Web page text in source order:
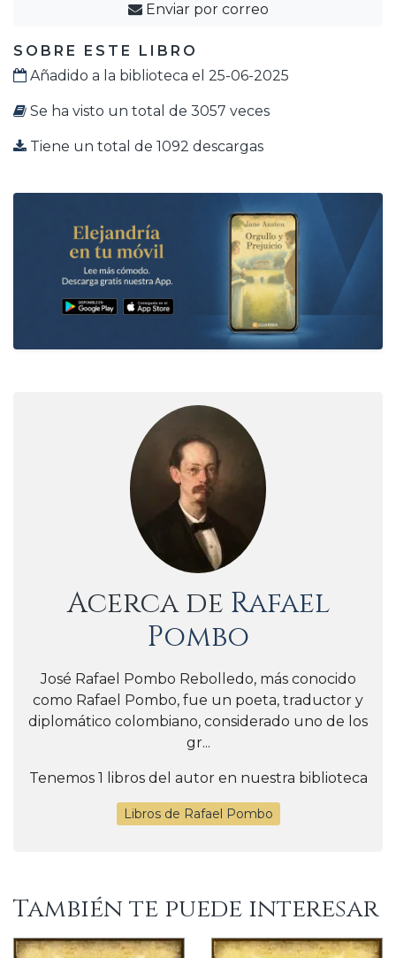
Enviar por correo
SOBRE ESTE LIBRO
Añadido a la biblioteca el 25-06-2025
Se ha visto un total de 3057 veces
Tiene un total de 1092 descargas
Acerca de Rafael
Pombo
José Rafael Pombo Rebolledo, más conocido
como Rafael Pombo, fue un poeta, traductor y
diplomático colombiano, considerado uno de los
gr...
Tenemos 1 libros del autor en nuestra biblioteca
Libros de Rafael Pombo
También te puede interesar